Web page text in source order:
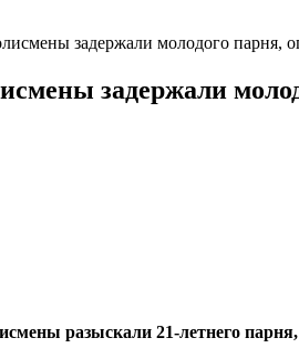
задержали молодого
задержали
разыскали 21-летнего